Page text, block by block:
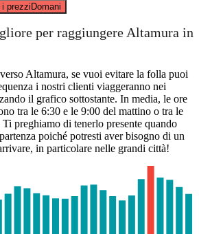
prezziDomani
per raggiungere Altamura in
Altamura, se vuoi evitare la folla puoi
i nostri clienti viaggeranno nei
il grafico sottostante. In media, le ore
tra le 6:30 e le 9:00 del mattino o tra le
preghiamo di tenerlo presente quando
poiché potresti aver bisogno di un
in particolare nelle grandi città!